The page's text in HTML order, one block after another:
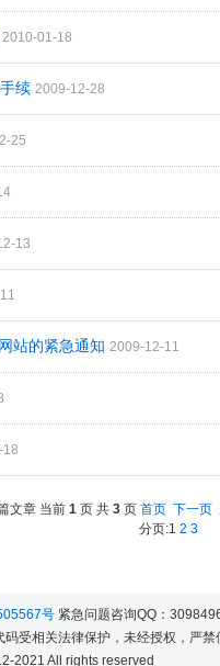
2010-01-18
续 2009-12-28
25
13
站的紧急通知 2009-12-11
18
文章 当前1 页 共3 页 首页 下一页
分页:1 2 3
号 紧急问题咨询QQ：
受相关法律保护，未经授权，严禁
2021 All rights reserved